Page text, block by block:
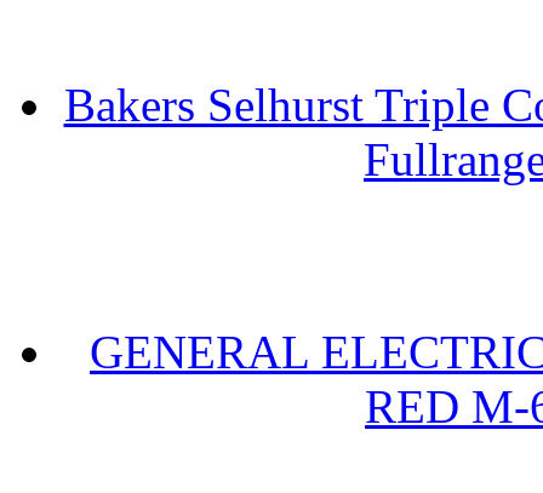
Bakers Selhurst Triple
GENERAL
RED M-